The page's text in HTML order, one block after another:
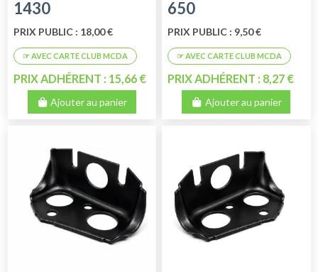
1430
PRIX PUBLIC : 18,00 €
PRIX ADHÉRENT : 15,66 €
Ajouter au panier
650
PRIX PUBLIC : 9,50 €
PRIX ADHÉRENT : 8,27 €
Ajouter au panier